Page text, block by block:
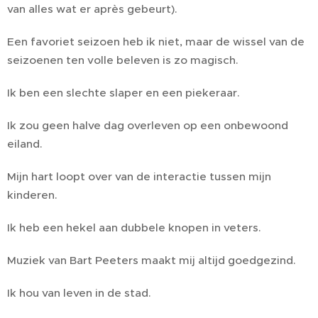
van alles wat er après gebeurt).
Een favoriet seizoen heb ik niet, maar de wissel van de
seizoenen ten volle beleven is zo magisch.
Ik ben een slechte slaper en een piekeraar.
Ik zou geen halve dag overleven op een onbewoond
eiland.
Mijn hart loopt over van de interactie tussen mijn
kinderen.
Ik heb een hekel aan dubbele knopen in veters.
Muziek van Bart Peeters maakt mij altijd goedgezind.
Ik hou van leven in de stad.